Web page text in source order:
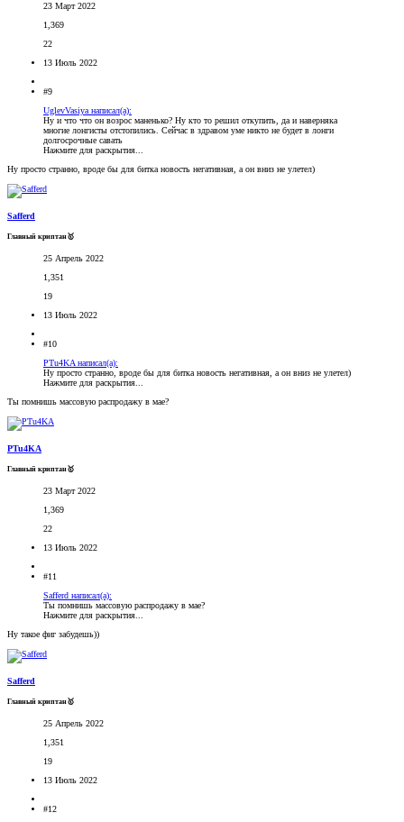
23 Март 2022
1,369
22
13 Июль 2022
#9
UglevVasiya написал(а):
Ну и что что он возрос маненько? Ну кто то решил откупить, да и наверняка
многие лонгисты отстопились. Сейчас в здравом уме никто не будет в лонги
долгосрочные савать
Нажмите для раскрытия...
Ну просто странно, вроде бы для битка новость негативная, а он вниз не улетел)
Safferd
Главный криптан🥇
25 Апрель 2022
1,351
19
13 Июль 2022
#10
PTu4KA написал(а):
Ну просто странно, вроде бы для битка новость негативная, а он вниз не улетел)
Нажмите для раскрытия...
Ты помнишь массовую распродажу в мае?
PTu4KA
Главный криптан🥇
23 Март 2022
1,369
22
13 Июль 2022
#11
Safferd написал(а):
Ты помнишь массовую распродажу в мае?
Нажмите для раскрытия...
Ну такое фиг забудешь))
Safferd
Главный криптан🥇
25 Апрель 2022
1,351
19
13 Июль 2022
#12